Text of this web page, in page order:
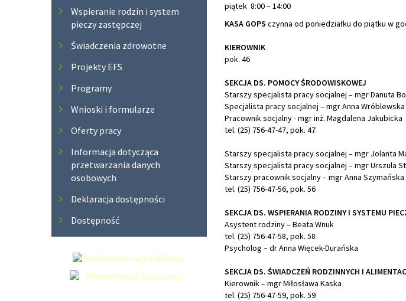
Wspieranie rodzin i system
pieczy zastępczej
Świadczenia zdrowotne
Projekty EFS
Programy
Wnioski i formularze
Oferty pracy
Informacja dotycząca
przetwarzania danych
osobowych
Deklaracja dostępności
Dostępność
piątek 8:00 – 14:00
KASA GOPS czynna od poniedziałku do piątku w
KIEROWNIK
pok. 46
SEKCJA DS. POMOCY ŚRODOWISKOWEJ
Starszy specjalista pracy socjalnej – mgr Danuta
Specjalista pracy socjalnej – mgr Anna Wróblewska
Pracownik socjalny - mgr inż. Magdalena Jakubicka
tel. (25) 756-47-47, pok. 47
Starszy specjalista pracy socjalnej – mgr Jolanta
Starszy specjalista pracy socjalnej – mgr Urszula
Starszy pracownik socjalny – mgr Anna Szymańska
tel. (25) 756-47-56, pok. 56
SEKCJA DS. WSPIERANIA RODZINY I SYSTEMU
Asystent rodziny – Beata Wnuk
tel. (25) 756-47-58, pok. 58
Psycholog – dr Anna Więcek-Durańska
SEKCJA DS. ŚWIADCZEŃ RODZINNYCH I
Kierownik – mgr Miłosława Kaska
tel. (25) 756-47-59, pok. 59